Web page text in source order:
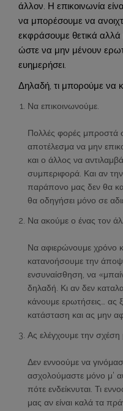
άλλον. Η επικοινωνία
να μπορέσουμε να
εκφράσουμε θετικά αλλά
ώστε να μην μένουν
ευημερήσει.
Δηλαδή, τι μπορούμε να
Να επικοινωνούμε.
Πολλές φορές μπροστά
αποτέλεσμα να μην
και ο άλλος να
συμπεριφορά. Και αν
παράπονο μας δεν θα
θα οδηγήσει μόνο σε
Να ακούμε ο ένας τον
Να αφιερώνουμε χρόνο
κατανοήσουμε την
ενσυναίσθηση, να
δηλαδή. Κι αν δεν
κάνουμε ερωτήσεις… ας
κατάσταση και ας μην
Ας ελέγχουμε την σχέση
Δεν εννοούμε να
ασχολούμαστε μόνο μ’
πότε ενδείκνυται. Τι
μας αν είναι καλά τα